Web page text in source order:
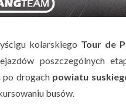
kolarskiego Tour de
poszczególnych
po drogach powiatu
busów.